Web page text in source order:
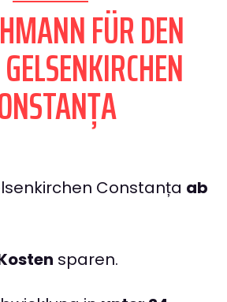
FÜR DEN
Constanța ab
sparen.